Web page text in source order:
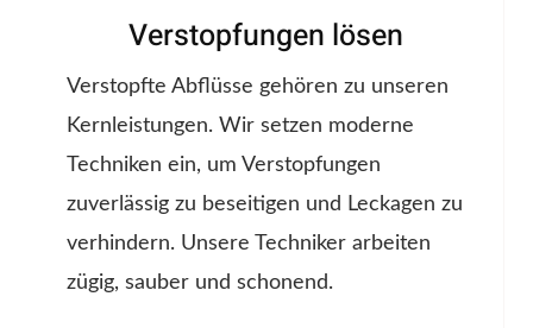
Verstopfungen lösen
Verstopfte Abflüsse gehören zu unseren
Kernleistungen. Wir setzen moderne
Techniken ein, um Verstopfungen
zuverlässig zu beseitigen und Leckagen zu
verhindern. Unsere Techniker arbeiten
zügig, sauber und schonend.